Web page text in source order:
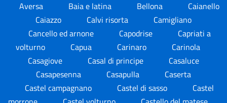
Aversa
Baia e latina Bellona
Caianello
Caiazzo
Calvi risorta
Camigliano
Cancello ed arnone
Capodrise
Capriati a
volturno
Capua Carinaro
Carinola
Casagiove
Casal di principe
Casaluce
Casapesenna
Casapulla
Caserta
Castel campagnano
Castel di sasso
Castel